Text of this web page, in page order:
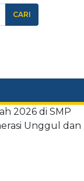
CARI